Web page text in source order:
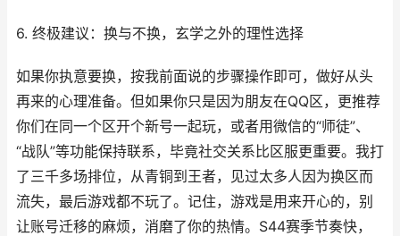
6. 终极建议：换与不换，玄学之外的理性选择
如果你执意要换，按我前面说的步骤操作即可，做好从头
再来的心理准备。但如果你只是因为朋友在QQ区，更推荐
你们在同一个区开个新号一起玩，或者用微信的“师徒”、
“战队”等功能保持联系，毕竟社交关系比区服更重要。我打
了三千多场排位，从青铜到王者，见过太多人因为换区而
流失，最后游戏都不玩了。记住，游戏是用来开心的，别
让账号迁移的麻烦，消磨了你的热情。S44赛季节奏快，